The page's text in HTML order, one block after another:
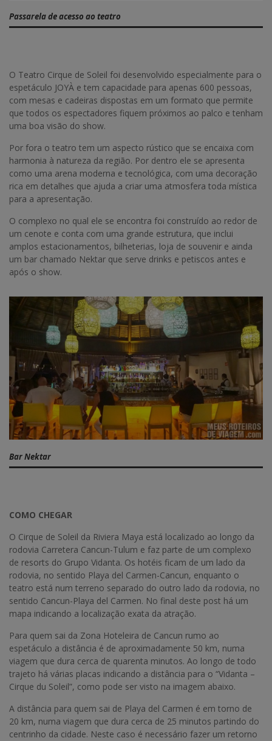
Passarela de acesso ao teatro
O Teatro Cirque de Soleil foi desenvolvido especialmente para o
espetáculo JOYÀ e tem capacidade para apenas 600 pessoas,
com mesas e cadeiras dispostas em um formato que permite
que todos os espectadores fiquem próximos ao palco e tenham
uma boa visão do show.
Por fora o teatro tem um aspecto rústico que se encaixa com
harmonia à natureza da região. Por dentro ele se apresenta
como uma arena moderna e tecnológica, com uma decoração
rica em detalhes que ajuda a criar uma atmosfera toda mística
para a apresentação.
O complexo no qual ele se encontra foi construído ao redor de
um cenote e conta com uma grande estrutura, que inclui
amplos estacionamentos, bilheterias, loja de souvenir e ainda
um bar chamado Nektar que serve drinks e petiscos antes e
após o show.
Bar Nektar
COMO CHEGAR
O Cirque de Soleil da Riviera Maya está localizado ao longo da
rodovia Carretera Cancun-Tulum e faz parte de um complexo
de resorts do Grupo Vidanta. Os hotéis ficam de um lado da
rodovia, no sentido Playa del Carmen-Cancun, enquanto o
teatro está num terreno separado do outro lado da rodovia, no
sentido Cancun-Playa del Carmen. No final deste post há um
mapa indicando a localização exata da atração.
Para quem sai da Zona Hoteleira de Cancun rumo ao
espetáculo a distância é de aproximadamente 50 km, numa
viagem que dura cerca de quarenta minutos. Ao longo de todo
trajeto há várias placas indicando a distância para o “Vidanta –
Cirque du Soleil”, como pode ser visto na imagem abaixo.
A distância para quem sai de Playa del Carmen é em torno de
20 km, numa viagem que dura cerca de 25 minutos partindo do
centrinho da cidade. Neste caso é necessário fazer um retorno